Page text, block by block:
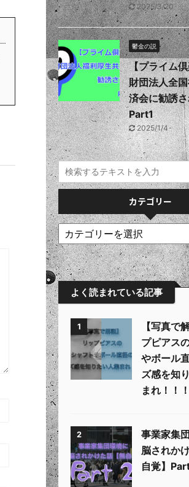
2025/3/20
鬱金の説
【プライム
財団法人全
済会に勧誘
Part1
2025/1/4
カテゴリー
よく読まれている記事
1
【写真で
プピアス
やボール
ズ感を知
まれ！！！
2
事業家集
脳されか
自覚】